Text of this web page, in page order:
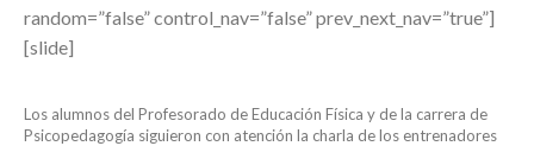
random=”false” control_nav=”false” prev_next_nav=”true”]
[slide]
Los alumnos del Profesorado de Educación Física y de la carrera de
Psicopedagogía siguieron con atención la charla de los entrenadores